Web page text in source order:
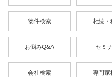
物件検索 相続・
お悩みQ&A セミ
会社検索 専門家